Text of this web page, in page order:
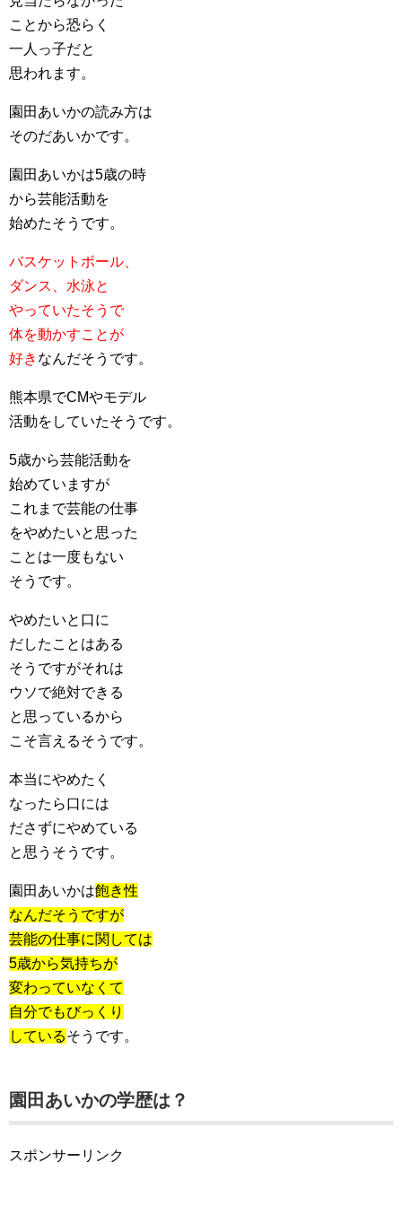
ことから恐らく
一人っ子だと
思われます。
園田あいかの読み方は
そのだあいかです。
園田あいかは5歳の時
から芸能活動を
始めたそうです。
バスケットボール、
ダンス、水泳と
やっていたそうで
体を動かすことが
好き なんだそうです。
熊本県でCMやモデル
活動をしていたそうです。
5歳から芸能活動を
始めていますが
これまで芸能の仕事
をやめたいと思った
ことは一度もない
そうです。
やめたいと口に
だしたことはある
そうですがそれは
ウソで絶対できる
と思っているから
こそ言えるそうです。
本当にやめたく
なったら口には
ださずにやめている
と思うそうです。
園田あいかは飽き性
なんだそうですが
芸能の仕事に関しては
5歳から気持ちが
変わっていなくて
自分でもびっくり
しているそうです。
園田あいかの学歴は？
スポンサーリンク